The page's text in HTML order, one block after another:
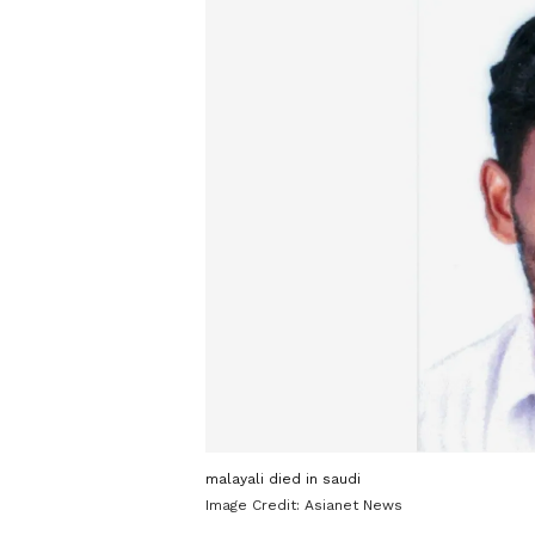
malayali died in saudi
Image Credit: Asianet News